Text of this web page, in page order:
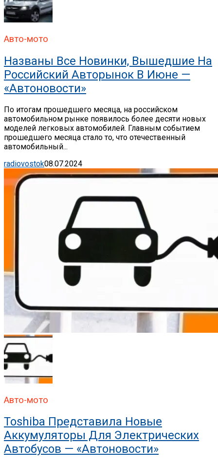
Авто-мото
Названы Все Новинки, Вышедшие На
Российский Авторынок В Июне —
«Автоновости»
По итогам прошедшего месяца, на российском
автомобильном рынке появилось более десяти новых
моделей легковых автомобилей. Главным событием
прошедшего месяца стало то, что отечественный
автомобильный...
radiovostok08.07.2024
Авто-мото
Toshiba Представила Новые
Аккумуляторы Для Электрических
Автобусов — «Автоновости»